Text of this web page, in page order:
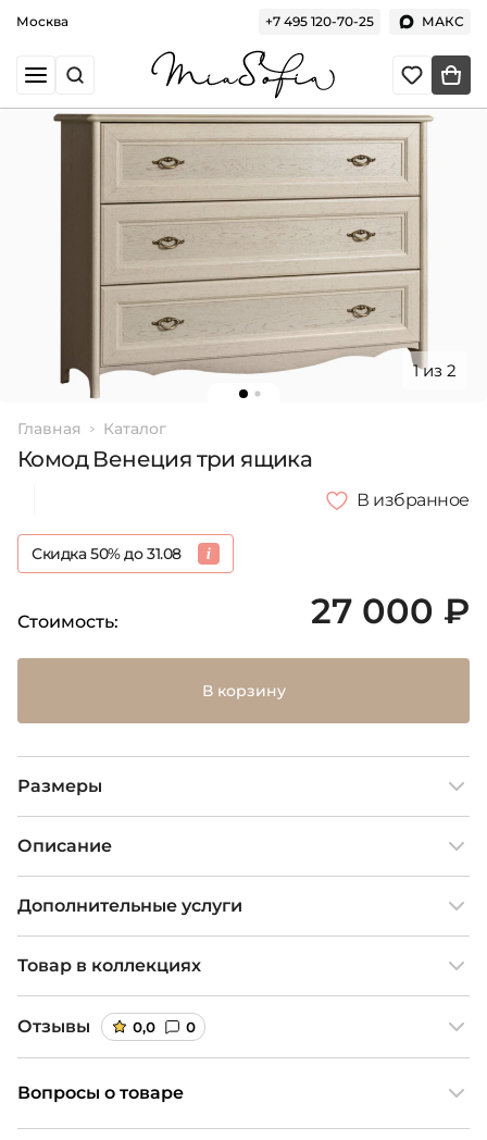
Москва +7 495 120-70-25 МАКС
1 из 2
Главная Каталог
Комод Венеция три ящика
В избранное
Скидка 50% до 31.08
Стоимость: 27 000 ₽
В корзину
Размеры
Описание
Дополнительные услуги
Товар в коллекциях
Отзывы 0,0 0
Вопросы о товаре